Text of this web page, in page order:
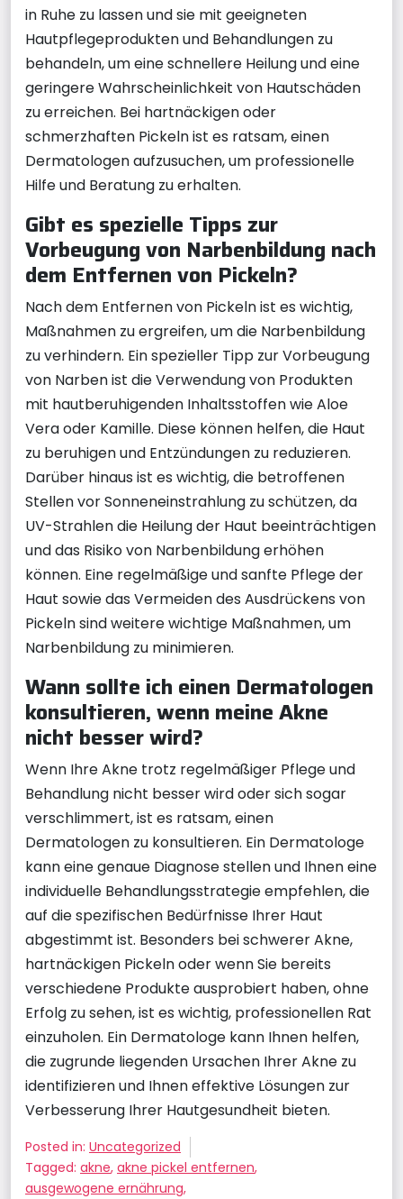
in Ruhe zu lassen und sie mit geeigneten
Hautpflegeprodukten und Behandlungen zu
behandeln, um eine schnellere Heilung und eine
geringere Wahrscheinlichkeit von Hautschäden
zu erreichen. Bei hartnäckigen oder
schmerzhaften Pickeln ist es ratsam, einen
Dermatologen aufzusuchen, um professionelle
Hilfe und Beratung zu erhalten.
Gibt es spezielle Tipps zur
Vorbeugung von Narbenbildung nach
dem Entfernen von Pickeln?
Nach dem Entfernen von Pickeln ist es wichtig,
Maßnahmen zu ergreifen, um die Narbenbildung
zu verhindern. Ein spezieller Tipp zur Vorbeugung
von Narben ist die Verwendung von Produkten
mit hautberuhigenden Inhaltsstoffen wie Aloe
Vera oder Kamille. Diese können helfen, die Haut
zu beruhigen und Entzündungen zu reduzieren.
Darüber hinaus ist es wichtig, die betroffenen
Stellen vor Sonneneinstrahlung zu schützen, da
UV-Strahlen die Heilung der Haut beeinträchtigen
und das Risiko von Narbenbildung erhöhen
können. Eine regelmäßige und sanfte Pflege der
Haut sowie das Vermeiden des Ausdrückens von
Pickeln sind weitere wichtige Maßnahmen, um
Narbenbildung zu minimieren.
Wann sollte ich einen Dermatologen
konsultieren, wenn meine Akne
nicht besser wird?
Wenn Ihre Akne trotz regelmäßiger Pflege und
Behandlung nicht besser wird oder sich sogar
verschlimmert, ist es ratsam, einen
Dermatologen zu konsultieren. Ein Dermatologe
kann eine genaue Diagnose stellen und Ihnen eine
individuelle Behandlungsstrategie empfehlen, die
auf die spezifischen Bedürfnisse Ihrer Haut
abgestimmt ist. Besonders bei schwerer Akne,
hartnäckigen Pickeln oder wenn Sie bereits
verschiedene Produkte ausprobiert haben, ohne
Erfolg zu sehen, ist es wichtig, professionellen Rat
einzuholen. Ein Dermatologe kann Ihnen helfen,
die zugrunde liegenden Ursachen Ihrer Akne zu
identifizieren und Ihnen effektive Lösungen zur
Verbesserung Ihrer Hautgesundheit bieten.
Posted in: Uncategorized
Tagged: akne, akne pickel entfernen,
ausgewogene ernährung,